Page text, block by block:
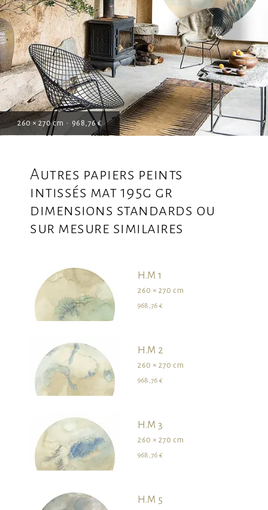
260 × 270 cm • 968,76 €
Autres papiers peints
intissés mat 195g gr
dimensions standards ou
sur mesure similaires
H.M 1
260 × 270 cm
968,76 €
H.M 2
260 × 270 cm
968,76 €
H.M 3
260 × 270 cm
968,76 €
H.M 5